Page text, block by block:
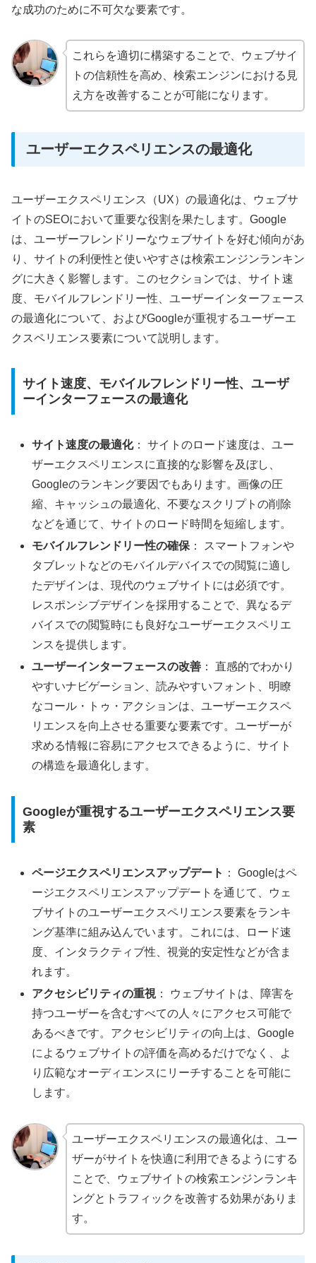
な成功のために不可欠な要素です。
これらを適切に構築することで、ウェブサイ
トの信頼性を高め、検索エンジンにおける見
え方を改善することが可能になります。
ユーザーエクスペリエンスの最適化
ユーザーエクスペリエンス（UX）の最適化は、ウェブサ
イトのSEOにおいて重要な役割を果たします。Google
は、ユーザーフレンドリーなウェブサイトを好む傾向があ
り、サイトの利便性と使いやすさは検索エンジンランキン
グに大きく影響します。このセクションでは、サイト速
度、モバイルフレンドリー性、ユーザーインターフェース
の最適化について、およびGoogleが重視するユーザーエ
クスペリエンス要素について説明します。
サイト速度、モバイルフレンドリー性、ユーザ
ーインターフェースの最適化
サイト速度の最適化： サイトのロード速度は、ユー
ザーエクスペリエンスに直接的な影響を及ぼし、
Googleのランキング要因でもあります。画像の圧
縮、キャッシュの最適化、不要なスクリプトの削除
などを通じて、サイトのロード時間を短縮します。
モバイルフレンドリー性の確保 ： スマートフォンや
タブレットなどのモバイルデバイスでの閲覧に適し
たデザインは、現代のウェブサイトには必須です。
レスポンシブデザインを採用することで、異なるデ
バイスでの閲覧時にも良好なユーザーエクスペリエ
ンスを提供します。
ユーザーインターフェースの改善 ： 直感的でわかり
やすいナビゲーション、読みやすいフォント、明瞭
なコール・トゥ・アクションは、ユーザーエクスペ
リエンスを向上させる重要な要素です。ユーザーが
求める情報に容易にアクセスできるように、サイト
の構造を最適化します。
Googleが重視するユーザーエクスペリエンス要
素
ページエクスペリエンスアップデート ： Googleはペ
ージエクスペリエンスアップデートを通じて、ウェ
ブサイトのユーザーエクスペリエンス要素をランキ
ング基準に組み込んでいます。これには、ロード速
度、インタラクティブ性、視覚的安定性などが含ま
れます。
アクセシビリティの重視： ウェブサイトは、障害を
持つユーザーを含むすべての人々にアクセス可能で
あるべきです。アクセシビリティの向上は、Google
によるウェブサイトの評価を高めるだけでなく、よ
り広範なオーディエンスにリーチすることを可能に
します。
ユーザーエクスペリエンスの最適化は、ユー
ザーがサイトを快適に利用できるようにする
ことで、ウェブサイトの検索エンジンランキ
ングとトラフィックを改善する効果がありま
す。